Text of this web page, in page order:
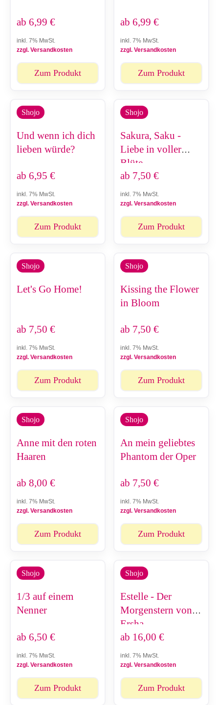
ab 6,99 €
inkl. 7% MwSt.
zzgl. Versandkosten
Zum Produkt
ab 6,99 €
inkl. 7% MwSt.
zzgl. Versandkosten
Zum Produkt
Shojo
Und wenn ich dich
lieben würde?
ab 6,95 €
inkl. 7% MwSt.
zzgl. Versandkosten
Zum Produkt
Shojo
Sakura, Saku -
Liebe in voller
Blüte
ab 7,50 €
inkl. 7% MwSt.
zzgl. Versandkosten
Zum Produkt
Shojo
Let's Go Home!
ab 7,50 €
inkl. 7% MwSt.
zzgl. Versandkosten
Zum Produkt
Shojo
Kissing the Flower
in Bloom
ab 7,50 €
inkl. 7% MwSt.
zzgl. Versandkosten
Zum Produkt
Shojo
Anne mit den roten
Haaren
ab 8,00 €
inkl. 7% MwSt.
zzgl. Versandkosten
Zum Produkt
Shojo
An mein geliebtes
Phantom der Oper
ab 7,50 €
inkl. 7% MwSt.
zzgl. Versandkosten
Zum Produkt
Shojo
1/3 auf einem
Nenner
ab 6,50 €
inkl. 7% MwSt.
zzgl. Versandkosten
Zum Produkt
Shojo
Estelle - Der
Morgenstern von
Ersha
ab 16,00 €
inkl. 7% MwSt.
zzgl. Versandkosten
Zum Produkt